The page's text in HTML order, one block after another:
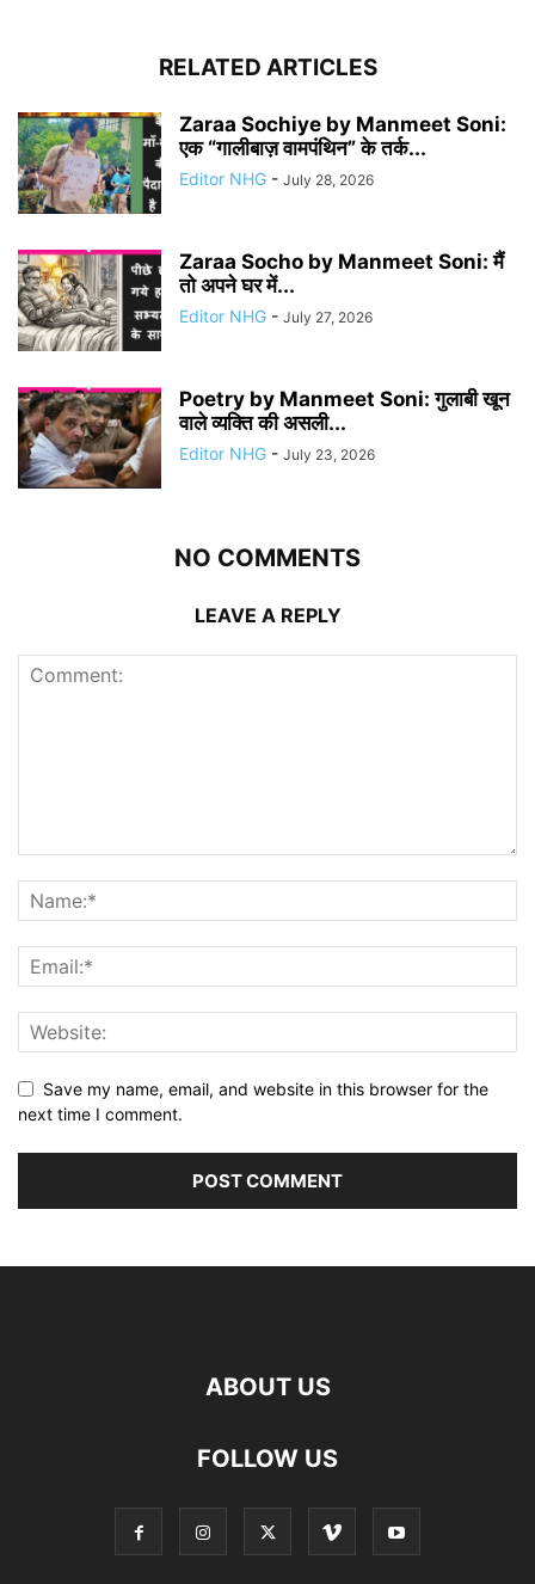
RELATED ARTICLES
Zaraa Sochiye by Manmeet Soni:
एक “गालीबाज़ वामपंथिन” के तर्क...
Editor NHG - July 28, 2026
Zaraa Socho by Manmeet Soni: मैं
तो अपने घर में...
Editor NHG - July 27, 2026
Poetry by Manmeet Soni: गुलाबी खून
वाले व्यक्ति की असली...
Editor NHG - July 23, 2026
NO COMMENTS
LEAVE A REPLY
Save my name, email, and website in this browser for the
next time I comment.
ABOUT US
FOLLOW US